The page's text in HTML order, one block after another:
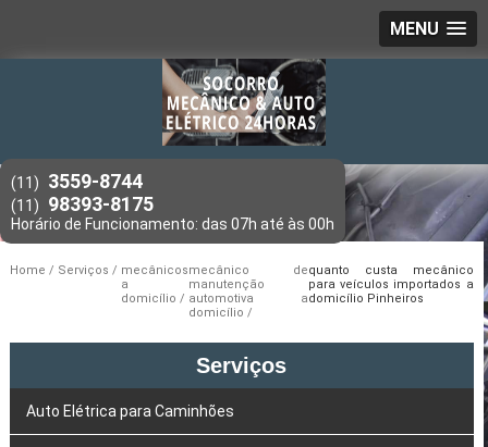
MENU
(11) 3559-8744
(11) 98393-8175
Home Serviços
mecânicos
a
domicílio
mecânico de
manutenção
automotiva a
domicílio
quanto custa mecânico
para veículos importados a
domicílio Pinheiros
Serviços
Auto Elétrica para Caminhões